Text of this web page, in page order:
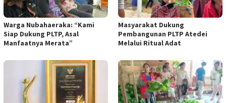
Warga Nubahaeraka: “Kami
Siap Dukung PLTP, Asal
Manfaatnya Merata”
Masyarakat Dukung
Pembangunan PLTP Atedei
Melalui Ritual Adat